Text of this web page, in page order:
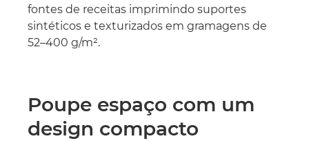
fontes de receitas imprimindo suportes
sintéticos e texturizados em gramagens de
52–400 g/m².
Poupe espaço com um
design compacto